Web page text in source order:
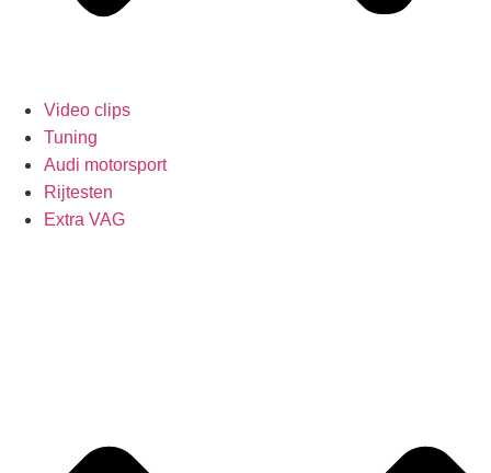
Video clips
Tuning
Audi motorsport
Rijtesten
Extra VAG